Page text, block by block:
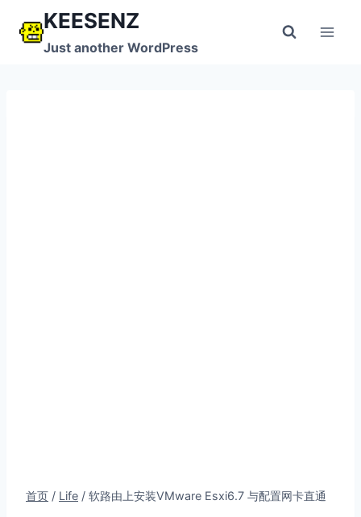
KEESENZ
Just another WordPress
首页 / Life / 软路由上安装VMware Esxi6.7 与配置网卡直通